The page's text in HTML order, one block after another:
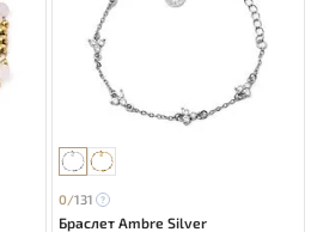
0/131
Браслет Ambre Silver